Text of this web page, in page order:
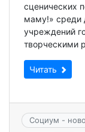
сценических
маму!» среди
учреждений
творческими
Читать
Социум -